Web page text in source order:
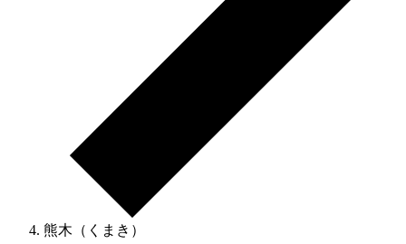
熊木（くまき）